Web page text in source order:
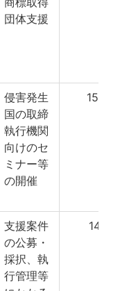
団体支援
侵害発生
国の取締
執行機関
向けのセ
ミナー等
の開催
153
支援案件
の公募・
採択、執
行管理等
141